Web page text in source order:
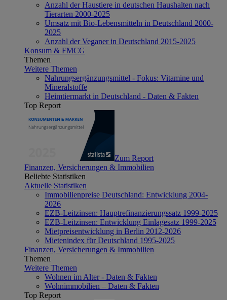
Anzahl der Haustiere in deutschen Haushalten nach
Tierarten 2000-2025
Umsatz mit Bio-Lebensmitteln in Deutschland 2000-
2025
Anzahl der Veganer in Deutschland 2015-2025
Konsum & FMCG
Themen
Weitere Themen
Nahrungsergänzungsmittel - Fokus: Vitamine und
Mineralstoffe
Heimtiermarkt in Deutschland - Daten & Fakten
Top Report
Zum Report
Finanzen, Versicherungen & Immobilien
Beliebte Statistiken
Aktuelle Statistiken
Immobilienpreise Deutschland: Entwicklung 2004-
2026
EZB-Leitzinsen: Hauptrefinanzierungssatz 1999-2025
EZB-Leitzinsen: Entwicklung Einlagesatz 1999-2025
Mietpreisentwicklung in Berlin 2012-2026
Mietenindex für Deutschland 1995-2025
Finanzen, Versicherungen & Immobilien
Themen
Weitere Themen
Wohnen im Alter - Daten & Fakten
Wohnimmobilien – Daten & Fakten
Top Report